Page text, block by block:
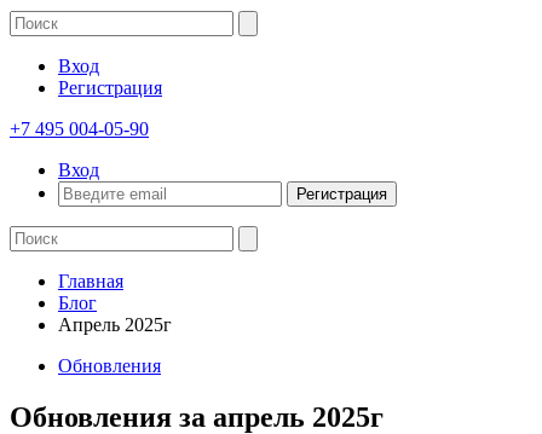
Вход
Регистрация
+7 495 004-05-90
Вход
Регистрация
Главная
Блог
Апрель 2025г
Обновления
Обновления за апрель 2025г